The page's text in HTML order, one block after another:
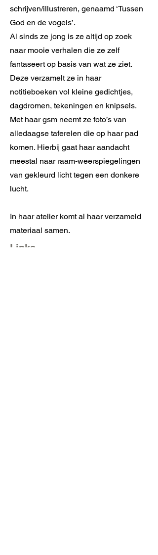
schrijven/illustreren, genaamd ‘Tussen
God en de vogels’.
Al sinds ze jong is ze altijd op zoek
naar mooie verhalen die ze zelf
fantaseert op basis van wat ze ziet.
Deze verzamelt ze in haar
notitieboeken vol kleine gedichtjes,
dagdromen, tekeningen en knipsels.
Met haar gsm neemt ze foto’s van
alledaagse taferelen die op haar pad
komen. Hierbij gaat haar aandacht
meestal naar raam-weerspiegelingen
van gekleurd licht tegen een donkere
lucht.
In haar atelier komt al haar verzameld
materiaal samen.
Links